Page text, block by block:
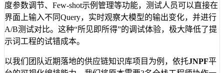
度参数调节、Few-shot示例管理等功能，测试人员可以直接在
界面上输入不同Query，实时观察大模型的输出变化，并进行
A/B测试对比。这种“所见即所得”的调试体验，极大降低了提
示词工程的试错成本。
以我们团队近期落地的供应链知识库项目为例，依托JNPF平